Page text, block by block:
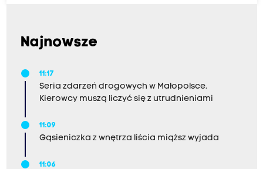
Najnowsze
11:17
Seria zdarzeń drogowych w Małopolsce.
Kierowcy muszą liczyć się z utrudnieniami
11:09
Gąsieniczka z wnętrza liścia miąższ wyjada
11:06